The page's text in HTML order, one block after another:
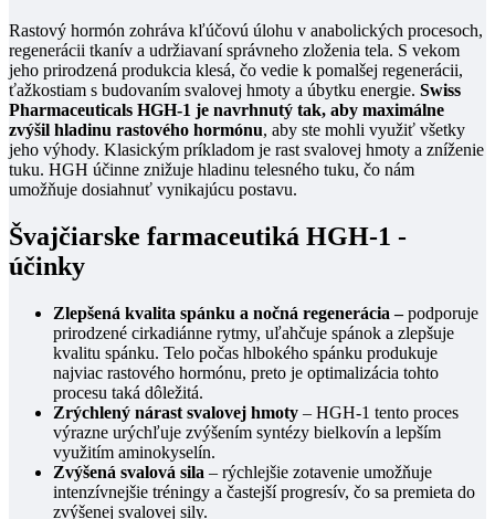
Rastový hormón zohráva kľúčovú úlohu v anabolických procesoch,
regenerácii tkanív a udržiavaní správneho zloženia tela. S vekom
jeho prirodzená produkcia klesá, čo vedie k pomalšej regenerácii,
ťažkostiam s budovaním svalovej hmoty a úbytku energie. Swiss
Pharmaceuticals HGH-1 je navrhnutý tak, aby maximálne
zvýšil hladinu rastového hormónu, aby ste mohli využiť všetky
jeho výhody. Klasickým príkladom je rast svalovej hmoty a zníženie
tuku. HGH účinne znižuje hladinu telesného tuku, čo nám
umožňuje dosiahnuť vynikajúcu postavu.
Švajčiarske farmaceutiká HGH-1 -
účinky
Zlepšená kvalita spánku a nočná regenerácia –podporuje
prirodzené cirkadiánne rytmy, uľahčuje spánok a zlepšuje
kvalitu spánku. Telo počas hlbokého spánku produkuje
najviac rastového hormónu, preto je optimalizácia tohto
procesu taká dôležitá.
Zrýchlený nárast svalovej hmoty – HGH-1 tento proces
výrazne urýchľuje zvýšením syntézy bielkovín a lepším
využitím aminokyselín.
Zvýšená svalová sila – rýchlejšie zotavenie umožňuje
intenzívnejšie tréningy a častejší progresív, čo sa premieta do
zvýšenej svalovej sily.